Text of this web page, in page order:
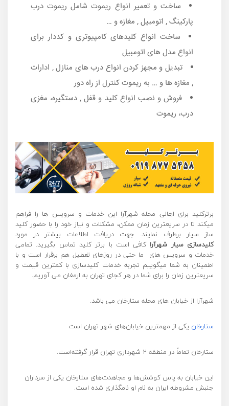
ساخت و تعمیر انواع ریموت شامل ریموت درب
پارکینگ , اتومبیل , مغازه و …
ساخت انواع کلیدهای کامپیوتری و کددار برای
انواع مدل های اتومبیل
تبدیل و مجهز کردن انواع درب های منازل , ادارات
, مغازه ها و … به ریموت کنترل از راه دور
فروش و نصب انواع کلید و قفل , دستگیره، مغزی
درب، ریموت
برترکلید برای اهالی محله شهرآرا این خدمات و سرویس ها را فراهم
میکند تا در سریعترین زمان ممکن، مشکلات و نیاز خود را با حضور کلید
ساز سیار برطرف نمایند. جهت دریافت اطلاعات بیشتر در مورد
کلیدسازیسیار شهرآرا کافی است با برتر کلید تماس بگیرید. تمامی
خدمات و سرویس های ما حتی در روزهای تعطیل هم برقرار است و با
اطمینان به شما میگوییم تجربه خدمات کلیدسازی با کمترین قیمت و
سریعترین زمان را برای شما در هر کجای تهران به ارمغان می آوریم.
شهرآرا از خیابان های محله ستارخان می باشد.
ستارخان یکی از مهمترین خیابان‌های شهر تهران است
ستارخان تماماً در منطقه ۲ شهرداری تهران قرار گرفته‌است.
این خیابان به پاس کوشش‌ها و مجاهدت‌های ستارخان یکی از سرداران
جنبش مشروطه ایران به نام او نامگذاری شده است.